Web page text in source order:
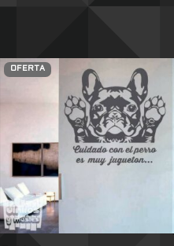
OFERTA